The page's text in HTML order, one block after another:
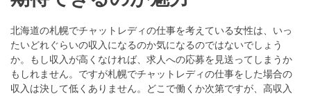
北海道の札幌でチャットレディの仕事を考えている女性は、いっ
たいどれぐらいの収入になるのか気になるのではないでしょう
か。もし収入が高くなければ、求人への応募を見送ってしまうか
もしれません。ですが札幌でチャットレディの仕事をした場合の
収入は決して低くありません。どこで働くか次第ですが、高収入